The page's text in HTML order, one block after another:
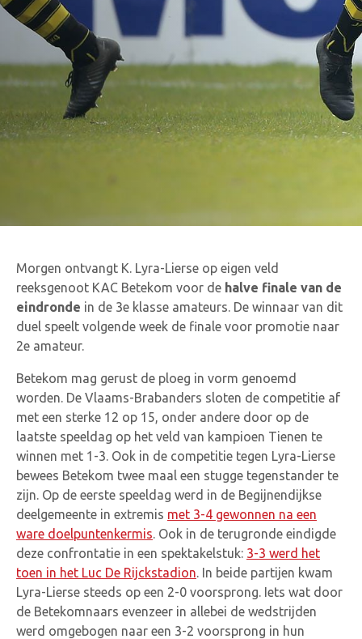
Morgen ontvangt K. Lyra-Lierse op eigen veld
reeksgenoot KAC Betekom voor de halve finale van de
eindronde in de 3e klasse amateurs. De winnaar van dit
duel speelt volgende week de finale voor promotie naar
2e amateur.
Betekom mag gerust de ploeg in vorm genoemd
worden. De Vlaams-Brabanders sloten de competitie af
met een sterke 12 op 15, onder andere door op de
laatste speeldag op het veld van kampioen Tienen te
winnen met 1-3. Ook in de competitie tegen Lyra-Lierse
bewees Betekom twee maal een stugge tegenstander te
zijn. Op de eerste speeldag werd in de Begijnendijkse
deelgemeente in extremis met 3-4 gewonnen na een
ware doelpuntenkermis. Ook in de terugronde eindigde
deze confrontatie in een spektakelstuk: 3-3 werd het
toen in het Luc De Rijckstadion. In beide partijen kwam
Lyra-Lierse steeds op een 2-0 voorsprong. Iets wat door
de Betekomnaars evenzeer in allebei de wedstrijden
werd omgebogen naar een 3-2 voorsprong in hun